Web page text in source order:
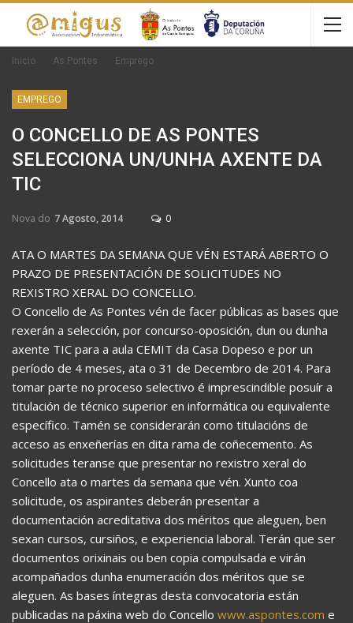
Inicio As Pontes Emprego
EMPREGO
O CONCELLO DE AS PONTES
SELECCIONA UN/UNHA AXENTE DA
TIC
Nova do 7 Agosto, 2014 0
ATA O MARTES DA SEMANA QUE VÉN ESTARÁ ABERTO O
PRAZO DE PRESENTACIÓN DE SOLICITUDES NO
REXISTRO XERAL DO CONCELLO.
O Concello de As Pontes vén de facer públicas as bases que
rexerán a selección, por concurso-oposición, dun ou dunha
axente TIC para a aula CEMIT da Casa Dopeso e por un
período de 4 meses, ata o 31 de Decembro de 2014. Para
tomar parte no proceso selectivo é imprescindible posuír a
titulación de técnico superior en informática ou equivalente
específico. Tamén se considerarán como titulacións de
acceso as enxeñerías en dita rama de coñecemento. As
solicitudes teranse que presentar no rexistro xeral do
Concello ata o martes da semana que vén. Xunto coa
solicitude, os aspirantes deberán presentar a
documentación acreditativa dos méritos que aleguen, ben
sexan cursos, cursiños, e experiencia laboral. Terán que ser
documentos orixinais ou ben copia compulsada e virán
acompañados dunha enumeración dos méritos que se
aleguen. As bases íntegras desta convocatoria están
publicadas na páxina web do Concello www.aspontes.com e